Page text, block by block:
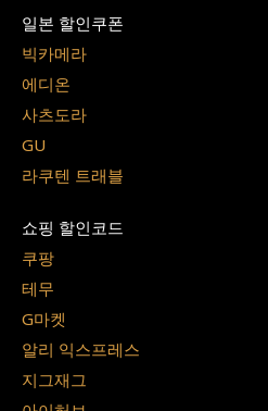
일본 할인쿠폰
빅카메라
에디온
사츠도라
GU
라쿠텐 트래블
쇼핑 할인코드
쿠팡
테무
G마켓
알리 익스프레스
지그재그